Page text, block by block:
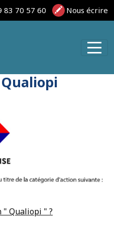
83 70 57 60 Nous écrire
" Qualiopi " ?